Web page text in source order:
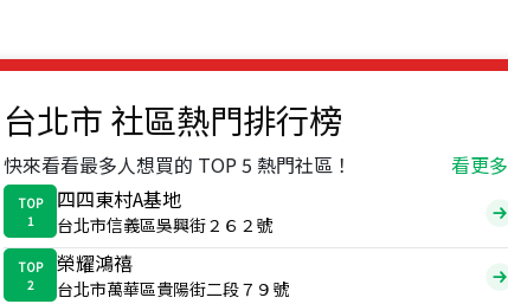
台北市 社區熱門排行榜
快來看看最多人想買的 TOP 5 熱門社區！ 看更多
TOP
1
四四東村A基地
台北市信義區吳興街２６２號
TOP
2
榮耀鴻禧
台北市萬華區貴陽街二段７９號